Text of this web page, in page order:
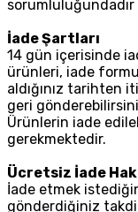
İade Şartları
14 gün içerisinde
ürünleri, iade
aldığınız tarihten
geri
Ürünlerin iade
gerekmektedir.
Ücretsiz İade
İade etmek
gönderdiğiniz